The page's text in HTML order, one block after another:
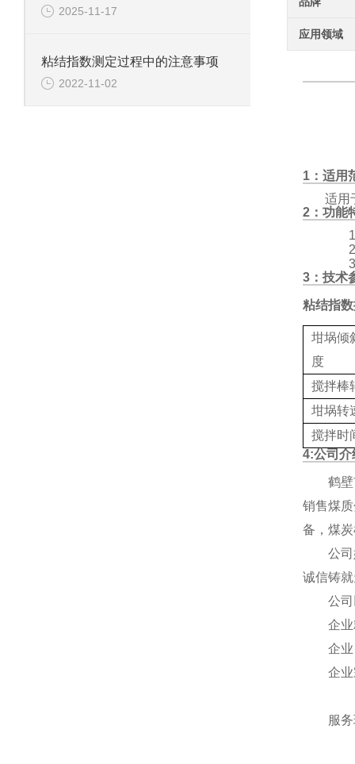
应用领域
1：适用
适用
2：功能
3：技术
粘结指
坩埚倾
度
搅拌棒
坩埚转
搅拌时
4:公司介
鹤
销售煤
备，煤
公
诚信铸
公
企
企
企
服
2025-11-17
粘结指数测定过程中的注意事项
2022-11-02